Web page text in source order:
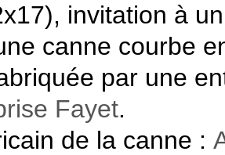
invitation à
canne courbe
par une
Fayet.
de la canne :